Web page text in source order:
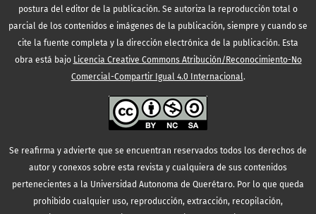
postura del editor de la publicación. Se autoriza la reproducción total o
parcial de los contenidos e imágenes de la publicación, siempre y cuando se
cite la fuente completa y la dirección electrónica de la publicación. Esta
obra está bajo Licencia Creative Commons Atribución/Reconocimiento-No
Comercial-Compartir Igual 4.0 Internacional.
Se reafirma y advierte que se encuentran reservados todos los derechos de
autor y conexos sobre esta revista y cualquiera de sus contenidos
pertenecientes a la Universidad Autonoma de Querétaro. Por lo que queda
prohibido cualquier uso, reproducción, extracción, recopilación,